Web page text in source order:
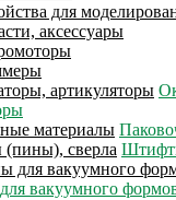
для
аксессуары
вакуумного